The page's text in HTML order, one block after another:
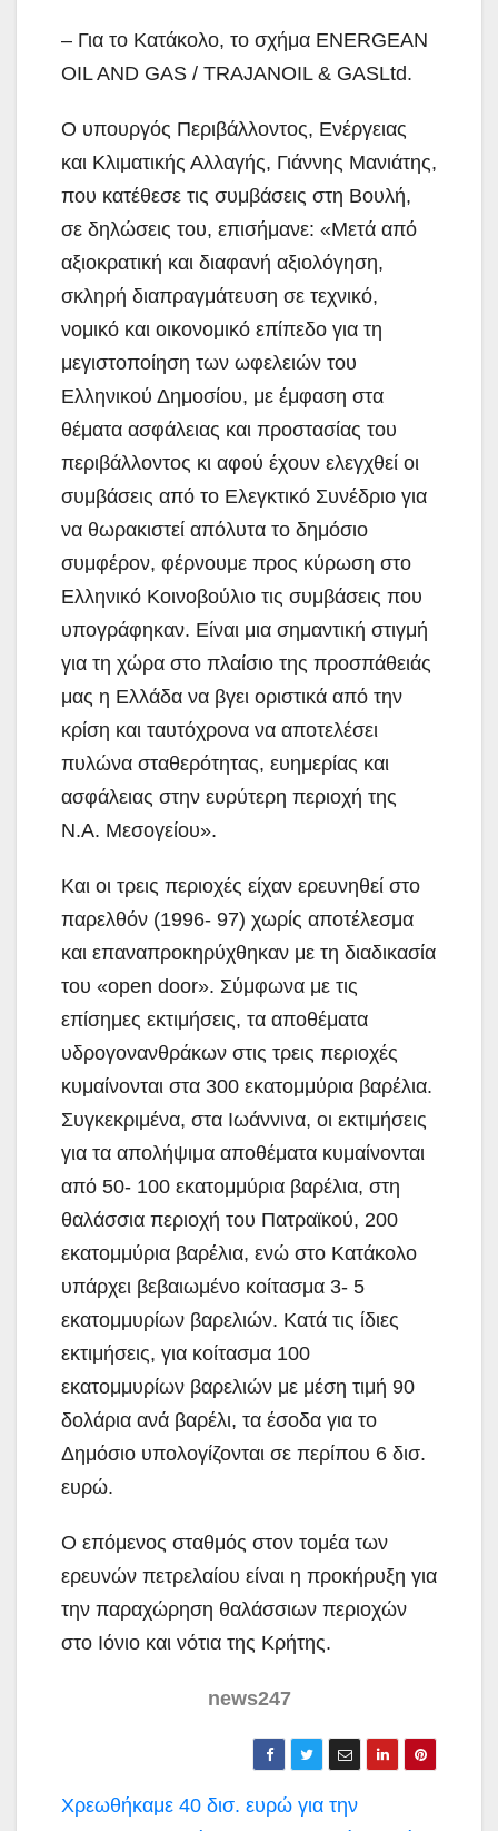
– Για το Κατάκολο, το σχήμα ENERGEAN
OIL AND GAS / TRAJANOIL & GASLtd.
Ο υπουργός Περιβάλλοντος, Ενέργειας
και Κλιματικής Αλλαγής, Γιάννης Μανιάτης,
που κατέθεσε τις συμβάσεις στη Βουλή,
σε δηλώσεις του, επισήμανε: «Μετά από
αξιοκρατική και διαφανή αξιολόγηση,
σκληρή διαπραγμάτευση σε τεχνικό,
νομικό και οικονομικό επίπεδο για τη
μεγιστοποίηση των ωφελειών του
Ελληνικού Δημοσίου, με έμφαση στα
θέματα ασφάλειας και προστασίας του
περιβάλλοντος κι αφού έχουν ελεγχθεί οι
συμβάσεις από το Ελεγκτικό Συνέδριο για
να θωρακιστεί απόλυτα το δημόσιο
συμφέρον, φέρνουμε προς κύρωση στο
Ελληνικό Κοινοβούλιο τις συμβάσεις που
υπογράφηκαν. Είναι μια σημαντική στιγμή
για τη χώρα στο πλαίσιο της προσπάθειάς
μας η Ελλάδα να βγει οριστικά από την
κρίση και ταυτόχρονα να αποτελέσει
πυλώνα σταθερότητας, ευημερίας και
ασφάλειας στην ευρύτερη περιοχή της
Ν.Α. Μεσογείου».
Και οι τρεις περιοχές είχαν ερευνηθεί στο
παρελθόν (1996- 97) χωρίς αποτέλεσμα
και επαναπροκηρύχθηκαν με τη διαδικασία
του «open door». Σύμφωνα με τις
επίσημες εκτιμήσεις, τα αποθέματα
υδρογονανθράκων στις τρεις περιοχές
κυμαίνονται στα 300 εκατομμύρια βαρέλια.
Συγκεκριμένα, στα Ιωάννινα, οι εκτιμήσεις
για τα απολήψιμα αποθέματα κυμαίνονται
από 50- 100 εκατομμύρια βαρέλια, στη
θαλάσσια περιοχή του Πατραϊκού, 200
εκατομμύρια βαρέλια, ενώ στο Κατάκολο
υπάρχει βεβαιωμένο κοίτασμα 3- 5
εκατομμυρίων βαρελιών. Κατά τις ίδιες
εκτιμήσεις, για κοίτασμα 100
εκατομμυρίων βαρελιών με μέση τιμή 90
δολάρια ανά βαρέλι, τα έσοδα για το
Δημόσιο υπολογίζονται σε περίπου 6 δισ.
ευρώ.
Ο επόμενος σταθμός στον τομέα των
ερευνών πετρελαίου είναι η προκήρυξη για
την παραχώρηση θαλάσσιων περιοχών
στο Ιόνιο και νότια της Κρήτης.
news247
Πλοήγηση
Χρεωθήκαμε 40 δισ. ευρώ για την